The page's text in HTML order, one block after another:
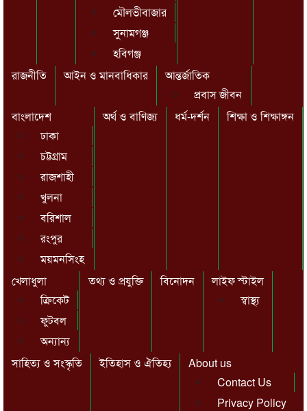
মৌলভীবাজার
সুনামগঞ্জ
হবিগঞ্জ
রাজনীতি আইন ও মানবাধিকার
আন্তর্জাতিক
প্রবাস জীবন
বাংলাদেশ
ঢাকা
চট্টগ্রাম
রাজশাহী
খুলনা
বরিশাল
রংপুর
ময়মনসিংহ
অর্থ ও বাণিজ্য ধর্ম-দর্শন শিক্ষা ও শিক্ষাঙ্গন
খেলাধুলা
ক্রিকেট
ফুটবল
অন্যান্য
তথ্য ও প্রযুক্তি বিনোদন
লাইফ স্টাইল
স্বাস্থ্য
সাহিত্য ও সংস্কৃতি ইতিহাস ও ঐতিহ্য
About us
Contact Us
Privacy Policy